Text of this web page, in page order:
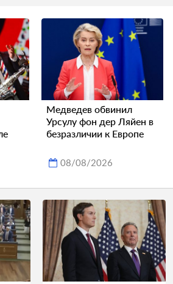
Медведев обвинил
Урсулу фон дер Ляйен в
безразличии к Европе
08/08/2026